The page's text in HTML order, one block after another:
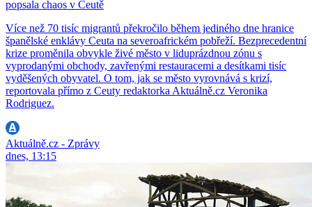
popsala chaos v Ceutě
Více než 70 tisíc migrantů překročilo během jediného dne hranice
španělské enklávy Ceuta na severoafrickém pobřeží. Bezprecedentní
krize proměnila obvykle živé město v liduprázdnou zónu s
vyprodanými obchody, zavřenými restauracemi a desítkami tisíc
vyděšených obyvatel. O tom, jak se město vyrovnává s krizí,
reportovala přímo z Ceuty redaktorka Aktuálně.cz Veronika
Rodriguez.
Aktuálně.cz - Zprávy
dnes, 13:15